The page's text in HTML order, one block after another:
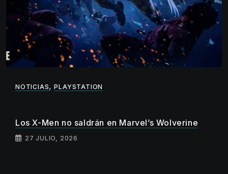
NOTICIAS,PLAYSTATION
Los X-Men no saldrán en Marvel’s Wolverine
27 JULIO, 2026